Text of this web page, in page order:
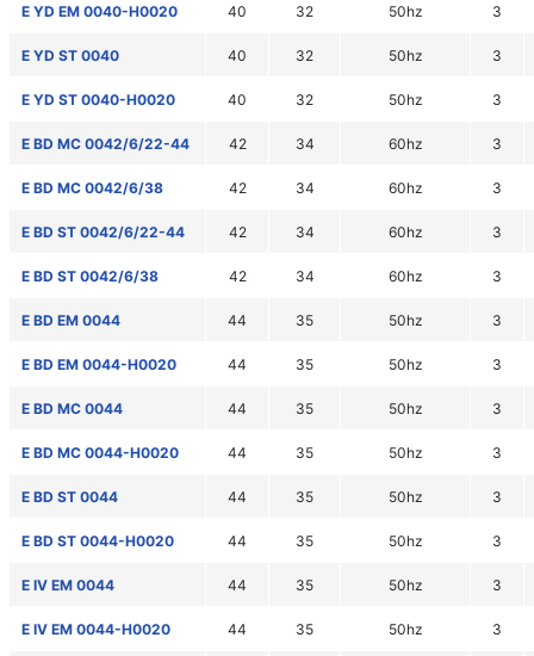
E YD EM 0040-H0020 40 32 50hz 3
E YD ST 0040 40 32 50hz 3
E YD ST 0040-H0020 40 32 50hz 3
E BD MC 0042/6/22-44 42 34 60hz 3
E BD MC 0042/6/38 42 34 60hz 3
E BD ST 0042/6/22-44 42 34 60hz 3
E BD ST 0042/6/38 42 34 60hz 3
E BD EM 0044 44 35 50hz 3
E BD EM 0044-H0020 44 35 50hz 3
E BD MC 0044 44 35 50hz 3
E BD MC 0044-H0020 44 35 50hz 3
E BD ST 0044 44 35 50hz 3
E BD ST 0044-H0020 44 35 50hz 3
E IV EM 0044 44 35 50hz 3
E IV EM 0044-H0020 44 35 50hz 3